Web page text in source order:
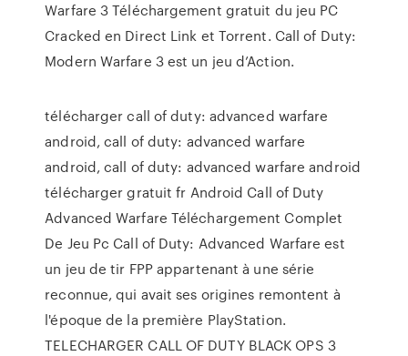
Warfare 3 Téléchargement gratuit du jeu PC
Cracked en Direct Link et Torrent. Call of Duty:
Modern Warfare 3 est un jeu d’Action.
télécharger call of duty: advanced warfare
android, call of duty: advanced warfare
android, call of duty: advanced warfare android
télécharger gratuit fr Android Call of Duty
Advanced Warfare Téléchargement Complet
De Jeu Pc Call of Duty: Advanced Warfare est
un jeu de tir FPP appartenant à une série
reconnue, qui avait ses origines remontent à
l'époque de la première PlayStation.
TELECHARGER CALL OF DUTY BLACK OPS 3